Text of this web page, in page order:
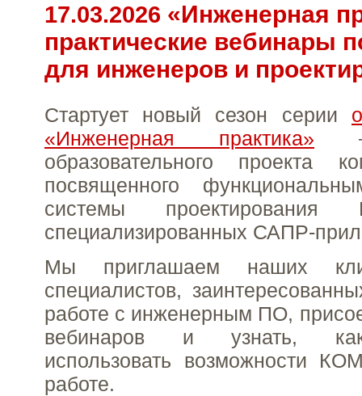
17.03.2026 «Инженерная
практические вебинары
для инженеров и
Стартует новый сезон серии
«Инженерная практика» —
образовательного проекта
посвященного
системы
специализированных САПР-
Мы приглашаем наших
специалистов,
работе с инженерным ПО,
вебинаров и узнать,
использовать возможности
работе.